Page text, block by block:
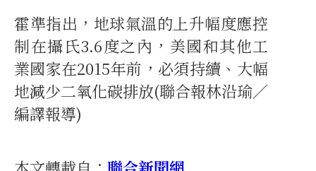
霍準指出，地球氣溫的上升幅度應控
制在攝氏3.6度之內，美國和其他工
業國家在2015年前，必須持續、大幅
地減少二氧化碳排放(聯合報林沿瑜／
編譯報導)